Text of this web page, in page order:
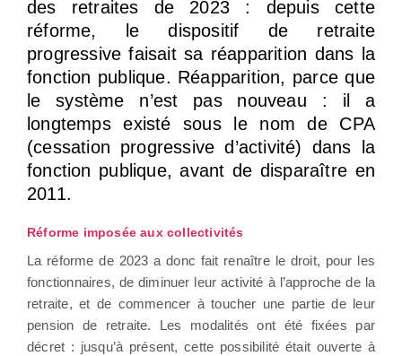
des retraites de 2023 : depuis cette
réforme, le dispositif de retraite
progressive faisait sa réapparition dans la
fonction publique. Réapparition, parce que
le système n’est pas nouveau : il a
longtemps existé sous le nom de CPA
(cessation progressive d’activité) dans la
fonction publique, avant de disparaître en
2011.
Réforme imposée aux collectivités
La réforme de 2023 a donc fait renaître le droit, pour les
fonctionnaires, de diminuer leur activité à l’approche de la
retraite, et de commencer à toucher une partie de leur
pension de retraite. Les modalités ont été fixées par
décret : jusqu’à présent, cette possibilité était ouverte à